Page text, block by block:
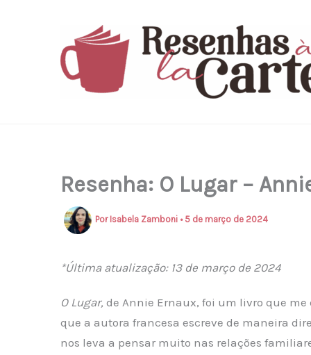
Resenha: O Lugar –
Por Isabela Zamboni • 5 de março de 2024
*Última atualização: 13 de março de 2024
O Lugar, de Annie Ernaux, foi um livro que
que a autora francesa escreve de maneira
nos leva a pensar muito nas relações